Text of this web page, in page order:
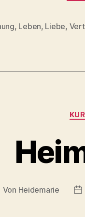
, Leben, Liebe,
Von Heidemarie